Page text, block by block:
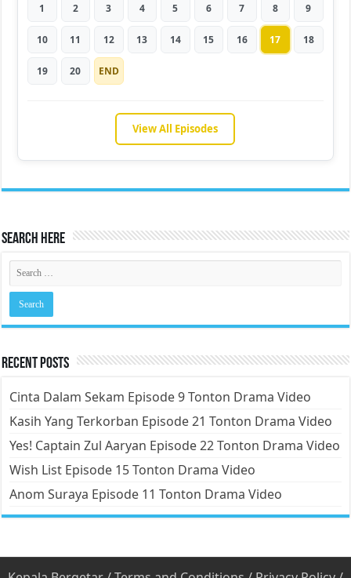
1 2 3 4 5 6 7 8 9
10 11 12 13 14 15 16 17 18
19 20 END
View All Episodes
Search Here
Recent Posts
Cinta Dalam Sekam Episode 9 Tonton Drama Video
Kasih Yang Terkorban Episode 21 Tonton Drama Video
Yes! Captain Zul Aaryan Episode 22 Tonton Drama Video
Wish List Episode 15 Tonton Drama Video
Anom Suraya Episode 11 Tonton Drama Video